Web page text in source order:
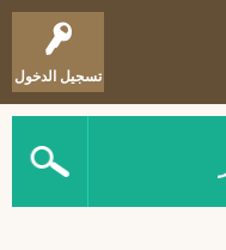
تسجيل الدخول